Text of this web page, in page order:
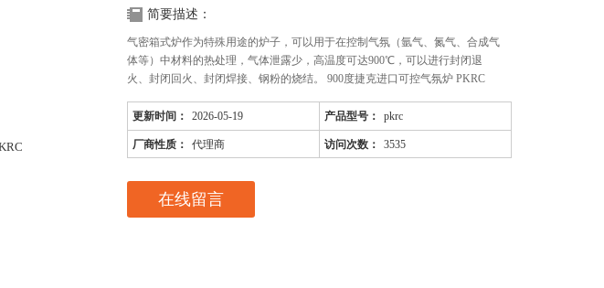
简要描述：
气密箱式炉作为特殊用途的炉子，可以用于在控制气氛（氩气、氮气、合成气
体等）中材料的热处理，气体泄露少，高温度可达900℃，可以进行封闭退
火、封闭回火、封闭焊接、钢粉的烧结。 900度捷克进口可控气氛炉 PKRC
更新时间： 2026-05-19 产品型号： pkrc
厂商性质： 代理商 访问次数： 3535
在线留言